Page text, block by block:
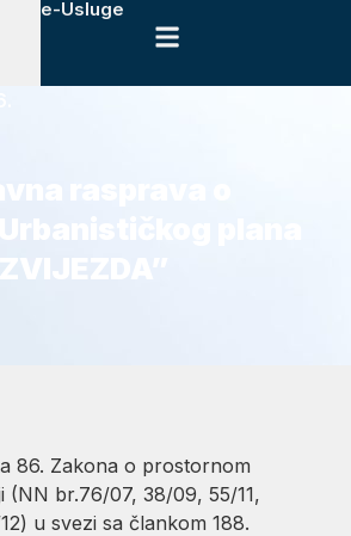
e-Usluge
rasprava o
plana
86. Zakona o prostornom
(NN br.76/07, 38/09, 55/11,
u svezi sa člankom 188.